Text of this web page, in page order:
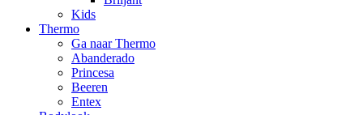
Kids
Thermo
Ga naar Thermo
Abanderado
Princesa
Beeren
Entex